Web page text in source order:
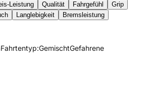
Leistung Qualität Fahrgefühl
Grip
Langlebigkeit Bremsleistung
Fahrtentyp:GemischtGefahrene